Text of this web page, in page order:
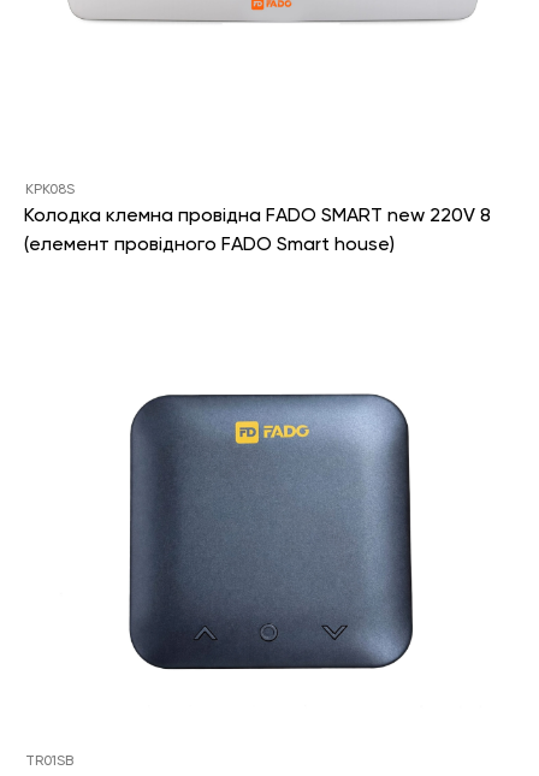
KPK08S
Колодка клемна провідна FADO SMART new 220V 8
(елемент провідного FADO Smart house)
TR01SB